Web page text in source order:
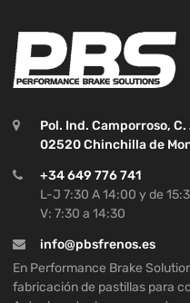
Pol. Ind. Camporroso,
02520 Chinchilla de
+34 649 776 741
L-J 7:30 A 14:00 y de
V: 7:30 a 14:30
info@pbsfrenos.es
En Performance Brake
fabricación de pastillas para